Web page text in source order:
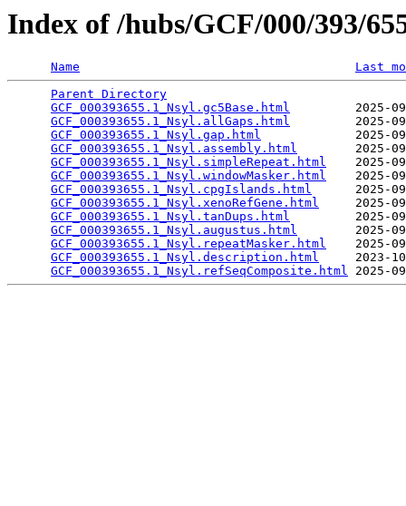
Index of /hubs/GCF/000/393/
Name
Last
Parent Directory
GCF_000393655.1_Nsyl.gc5Base.html
GCF_000393655.1_Nsyl.allGaps.html
2025-
GCF_000393655.1_Nsyl.gap.html
2025-
GCF_000393655.1_Nsyl.assembly.html
2025-
GCF_000393655.1_Nsyl.simpleRepeat.html
2025-
GCF_000393655.1_Nsyl.windowMasker.html
2025-
GCF_000393655.1_Nsyl.cpgIslands.html
2025-
GCF_000393655.1_Nsyl.xenoRefGene.html
2025-
GCF_000393655.1_Nsyl.tanDups.html
2025-
GCF_000393655.1_Nsyl.augustus.html
2025-
GCF_000393655.1_Nsyl.repeatMasker.html
2025-
GCF_000393655.1_Nsyl.description.html
2023-
GCF_000393655.1_Nsyl.refSeqComposite.html